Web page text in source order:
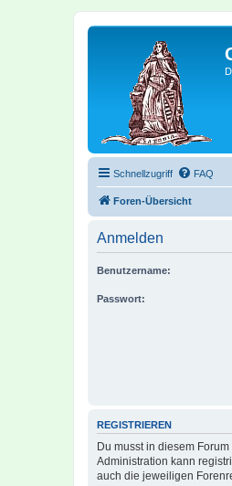
Schnellzugriff FAQ
Foren-Übersicht
Anmelden
Benutzername:
Passwort:
REGISTRIEREN
Du musst in diesem
Administration kann
auch die jeweiligen